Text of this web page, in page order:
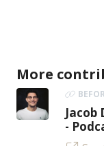
More
Jacob
-